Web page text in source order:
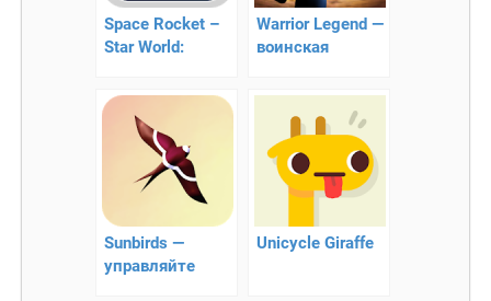
Space Rocket –
Star World:
космос
Warrior Legend —
воинская
Sunbirds —
управляйте
Unicycle Giraffe